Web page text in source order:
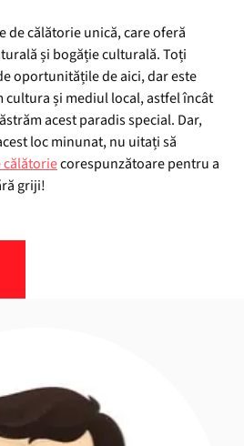
de călătorie unică, care oferă
și bogăție culturală. Toți
oportunitățile de aici, dar este
cultura și mediul local, astfel încât
acest paradis special. Dar,
loc minunat, nu uitați să
călătoriecorespunzătoare pentru a
griji!